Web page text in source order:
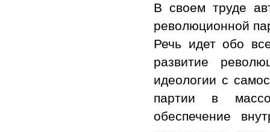
В своем труде
революционной
Речь идет обо
развитие
идеологии с
партии в
обеспечение